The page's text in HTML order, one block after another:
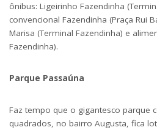
ônibus: Ligeirinho Fazendinha
convencional Fazendinha (Praça Rui
Marisa (Terminal Fazendinha) e
Fazendinha).
Parque Passaúna
Faz tempo que o gigantesco parque
quadrados, no bairro Augusta, fica